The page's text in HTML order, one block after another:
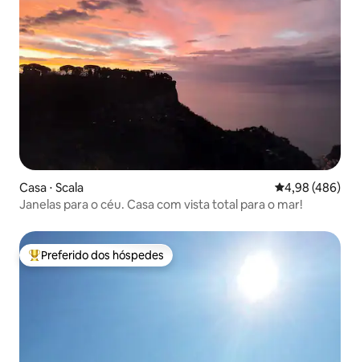
Casa ⋅ Scala 4,98 de uma
4,98 (486)
Janelas para o céu. Casa com vista total para o mar!
Entre os melhores preferidos dos hóspedes
Preferido dos hóspedes